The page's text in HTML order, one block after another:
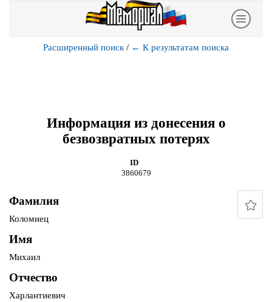
Расширенный поиск / ← К результатам поиска
Информация из донесения о
безвозвратных потерях
ID
3860679
Фамилия
Коломиец
Имя
Михаил
Отчество
Харлантиевич